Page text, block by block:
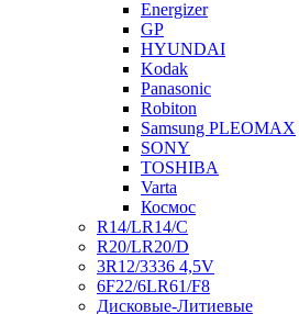
Energizer
GP
HYUNDAI
Kodak
Panasonic
Robiton
Samsung PLEOMAX
SONY
TOSHIBA
Varta
Космос
R14/LR14/C
R20/LR20/D
3R12/3336 4,5V
6F22/6LR61/F8
Дисковые-Литиевые